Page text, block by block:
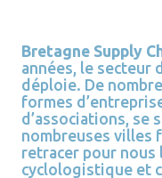
Bretagne Supply
années, le secteur
déploie. De
formes
d’associations, se
nombreuses villes
retracer pour nous
cyclologistique et